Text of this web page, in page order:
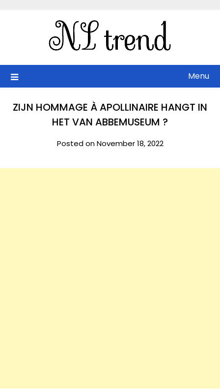
Menu
ZIJN HOMMAGE À APOLLINAIRE HANGT IN
HET VAN ABBEMUSEUM ?
Posted on November 18, 2022